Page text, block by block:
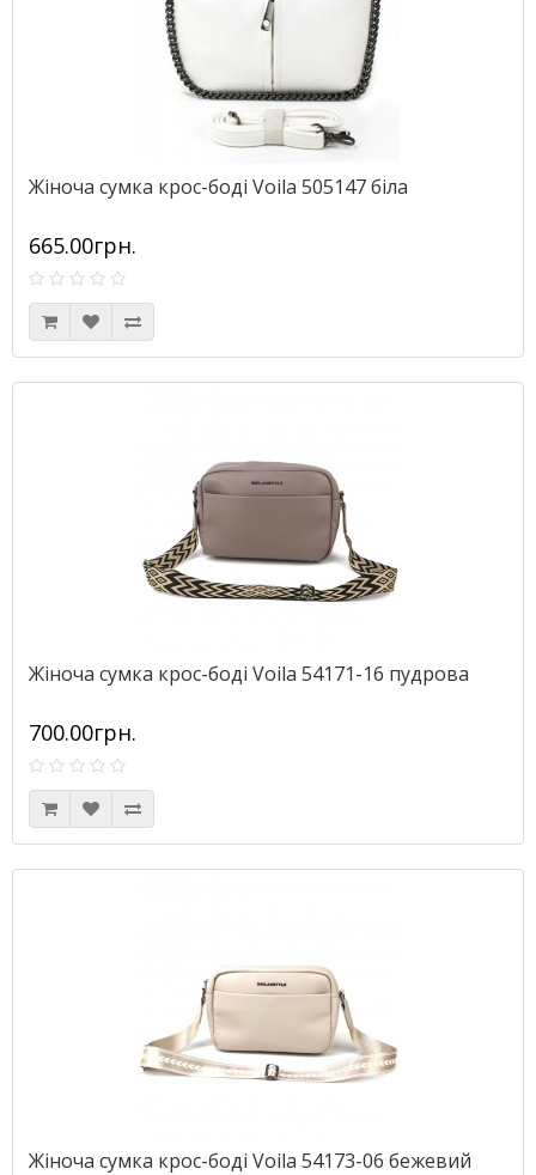
Жіноча сумка крос-боді Voila 505147 біла
665.00грн.
Жіноча сумка крос-боді Voila 54171-16 пудрова
700.00грн.
Жіноча сумка крос-боді Voila 54173-06 бежевий